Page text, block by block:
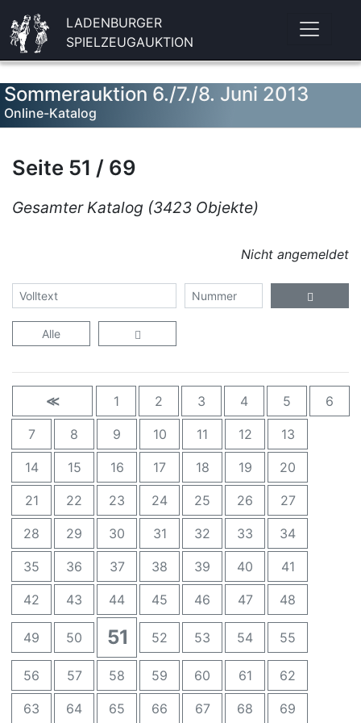
LADENBURGER
SPIELZEUGAUKTION
Sommerauktion 6./7./8. Juni 2013
Online-Katalog
Seite 51 / 69
Gesamter Katalog (3423 Objekte)
Nicht angemeldet
Alle
≪ 1 2 3 4 5 6
7 8 9 10 11 12 13
14 15 16 17 18 19 20
21 22 23 24 25 26 27
28 29 30 31 32 33 34
35 36 37 38 39 40 41
42 43 44 45 46 47 48
49 50 51 52 53 54 55
56 57 58 59 60 61 62
63 64 65 66 67 68 69